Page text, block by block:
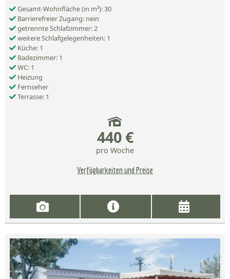
Gesamt-Wohnfläche (in m²): 30
Barrierefreier Zugang: nein
getrennte Schlafzimmer: 2
weitere Schlafgelegenheiten: 1
Küche: 1
Badezimmer: 1
WC: 1
Heizung
Fernseher
Terrasse: 1
440 €
pro Woche
Verfügbarkeiten und Preise